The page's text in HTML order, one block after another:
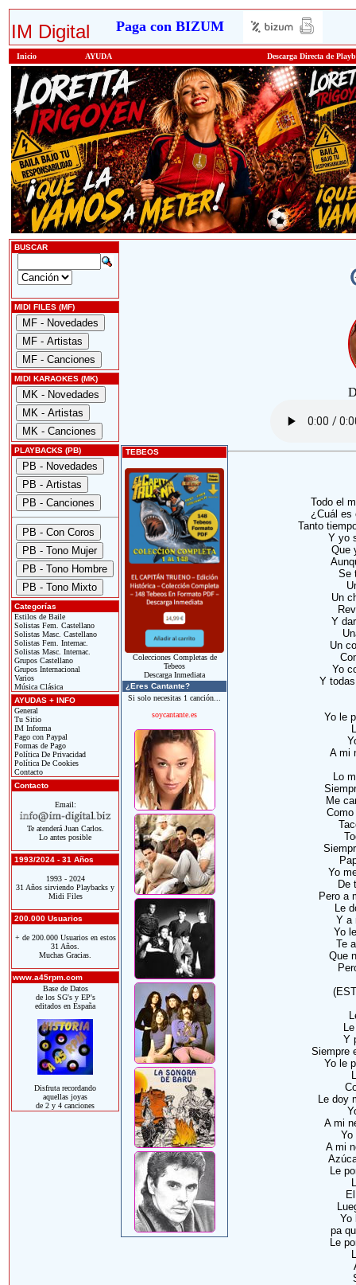
IM Digital Paga con BIZUM
Inicio AYUDA Descarga Directa de
BUSCAR
MIDI FILES (MF)
MIDI KARAOKES (MK)
PLAYBACKS (PB)
Categorías
Estilos de Baile
Solistas Fem. Castellano
Solistas Masc. Castellano
Solistas Fem. Internac.
Solistas Masc. Internac.
Grupos Castellano
Grupos Internacional
Varios
Música Clásica
AYUDAS + INFO
General
Tu Sitio
IM Informa
Pago con Paypal
Formas de Pago
Política De Privacidad
Política De Cookies
Contacto
Contacto
Email:
Te atenderá Juan Carlos.
Lo antes posible
1993/2024 - 31 Años
1993 - 2024
31 Años sirviendo Playbacks y
Midi Files
200.000 Usuarios
+ de 200.000 Usuarios en estos
31 Años.
Muchas Gracias.
www.a45rpm.com
Base de Datos
de los SG's y EP's
editados en España
Disfruta recordando
aquellas joyas
de 2 y 4 canciones
TEBEOS
Colecciones Completas de
Tebeos
Descarga Inmediata
¿Eres Cantante?
Si solo necesitas 1 canción...
soycantante.es
Todo el
¿Cuál es
Tanto
Y yo
Que
Se
Un
Y
Un
Yo
Y
Yo le
A mi
Lo
Me
Yo
De
Pero a
Le
Y a
Yo
Te
Que
Y
Siempre
Yo le
Le doy
A mi
Yo
A mi
Le
Yo
pa
Le